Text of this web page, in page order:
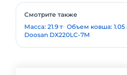
Смотрите также
Масса: 21.9 т Объем ковша: 1.05
Doosan DX220LC-7M